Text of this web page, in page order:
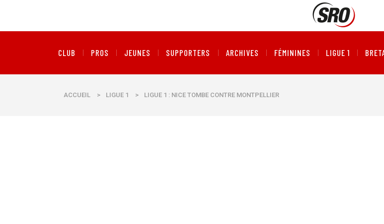
CLUB PROS JEUNES SUPPORTERS ARCHIVES FÉMININES LIGUE 1
ACCUEIL > LIGUE 1 > LIGUE 1 : NICE TOMBE CONTRE MONTPELLIER